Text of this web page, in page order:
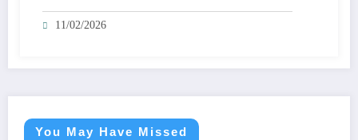
11/02/2026
You May Have Missed